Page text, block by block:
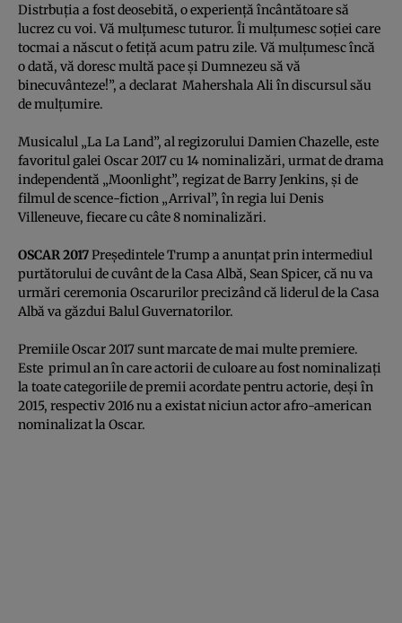
Distrbuţia a fost deosebită, o experienţă încântătoare să
lucrez cu voi. Vă mulţumesc tuturor. Îi mulţumesc soţiei care
tocmai a născut o fetiţă acum patru zile. Vă mulţumesc încă
o dată, vă doresc multă pace şi Dumnezeu să vă
binecuvânteze!”, a declarat Mahershala Ali în discursul său
de mulţumire.
Musicalul „La La Land”, al regizorului Damien Chazelle, este
favoritul galei Oscar 2017 cu 14 nominalizări, urmat de drama
independentă „Moonlight”, regizat de Barry Jenkins, şi de
filmul de scence-fiction „Arrival”, în regia lui Denis
Villeneuve, fiecare cu câte 8 nominalizări.
OSCAR 2017Preşedintele Trump a anunţat prin intermediul
purtătorului de cuvânt de la Casa Albă, Sean Spicer, că nu va
urmări ceremonia Oscarurilor precizând că liderul de la Casa
Albă va găzdui Balul Guvernatorilor.
Premiile Oscar 2017 sunt marcate de mai multe premiere.
Este primul an în care actorii de culoare au fost nominalizaţi
la toate categoriile de premii acordate pentru actorie, deşi în
2015, respectiv 2016 nu a existat niciun actor afro-american
nominalizat la Oscar.